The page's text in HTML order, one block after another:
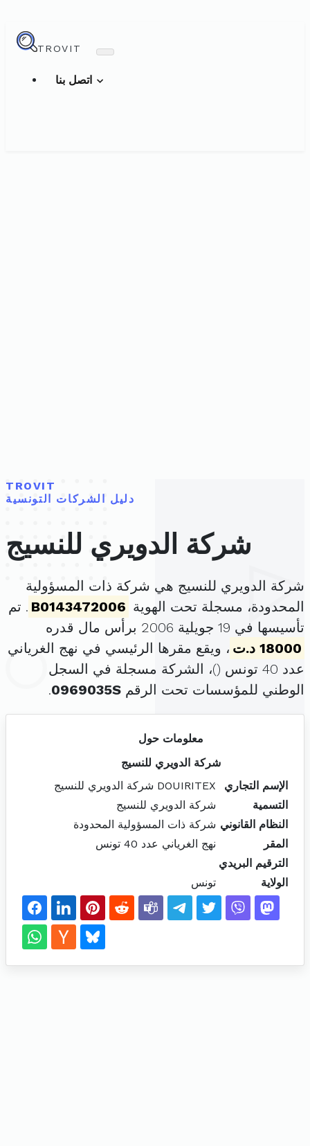
TROVIT
TROVIT
دليل الشركات التونسية
شركة الدويري للنسيج
شركة الدويري للنسيج هي شركة ذات المسؤولية
المحدودة، مسجلة تحت الهوية B0143472006 . تم
تأسيسها في 19 جويلية 2006 برأس مال قدره
18000 د.ت
، ويقع مقرها الرئيسي في نهج الغرياني
عدد 40 تونس (
)، الشركة مسجلة في السجل
الوطني للمؤسسات تحت الرقم 0969035S
.
معلومات حول
شركة الدويري للنسيج
الإسم التجاري
DOUIRITEX شركة الدويري للنسيج
التسمية
شركة الدويري للنسيج
النظام القانوني شركة ذات المسؤولية المحدودة
المقر
نهج الغرياني عدد 40 تونس
الترقيم البريدي
الولاية
تونس